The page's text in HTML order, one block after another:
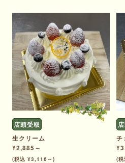
店頭受取
生クリーム
¥2,885～
(税込 ¥3,116～)
チ
(